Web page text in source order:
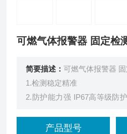
可燃气体报警器 固定检
简要描述：可燃气体报警器
1.检测稳定精准
2.防护能力强 IP67高等级防
3.红外遥控操作作 无需攀爬
产品型号